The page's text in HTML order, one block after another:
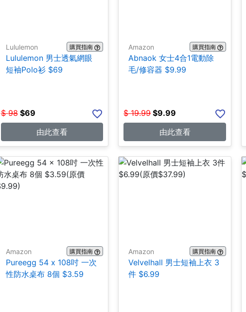
Lululemon 購買指南
Lululemon 男士透氣網眼
短袖Polo衫 $69
$ 98 $69
由此查看
Amazon 購買指南
Abnaok 女士4合1電動除
毛/修容器 $9.99
$ 19.99 $9.99
由此查看
Amazon 購買指南
Pureegg 54 x 108吋 一次
性防水桌布 8個 $3.59
Amazon 購買指南
Velvelhall 男士短袖上衣 3
件 $6.99